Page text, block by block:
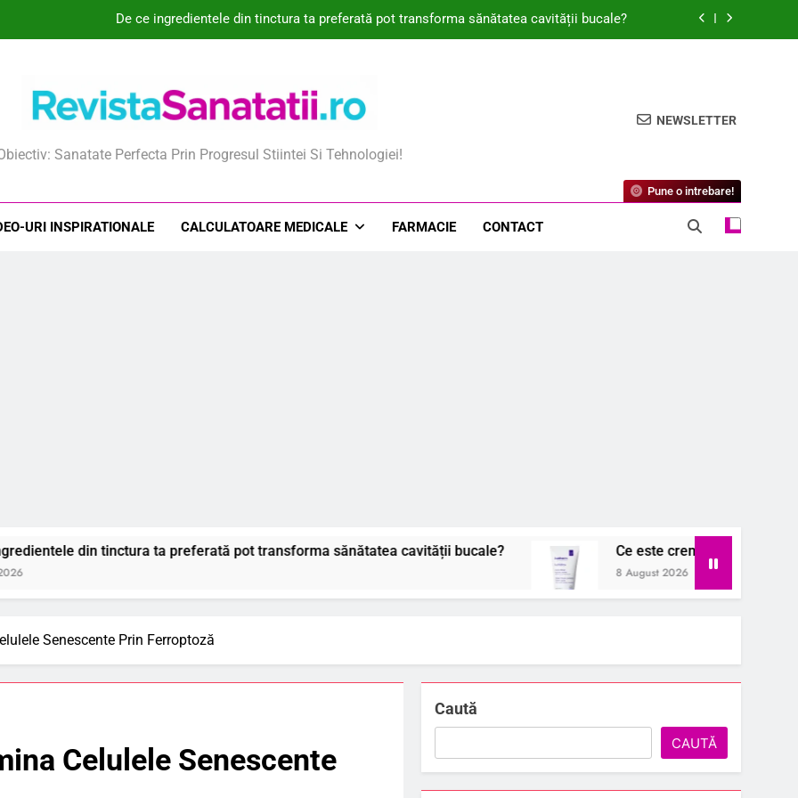
De ce ingredientele din tinctura ta preferată pot transforma sănătatea cavității bucale?
Cum am scăpat de disconfortul nazal și mi-am regăsit respirația liberă, pas cu pas
Sanatatii
Sanatate Perfecta Prin Progresul Stiintei Si Tehnologiei!
NEWSLETTER
URI INSPIRATIONALE CALCULATOARE MEDICALE FARMACIE CONTACT
Pune o intrebare!
tinctura ta preferată pot transforma sănătatea cavității bucale? Ce este crema hidratanta pentru piele
8 August 2026
Senescente Prin Ferroptoză
Celulele Senescente
Caută
CAUTĂ